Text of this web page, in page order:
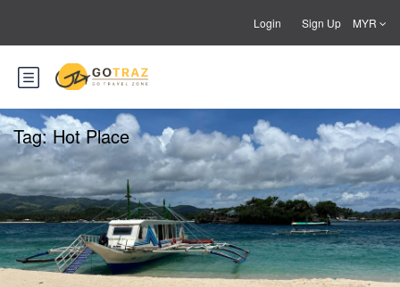
Login Sign Up MYR
Tag:Hot Place